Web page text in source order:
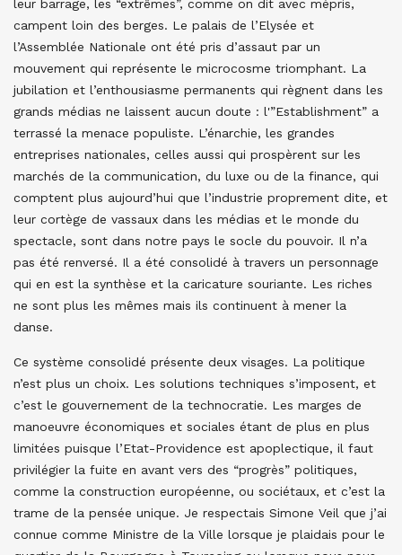
leur barrage, les “extrêmes”, comme on dit avec mépris,
campent loin des berges. Le palais de l’Elysée et
l’Assemblée Nationale ont été pris d’assaut par un
mouvement qui représente le microcosme triomphant. La
jubilation et l’enthousiasme permanents qui règnent dans les
grands médias ne laissent aucun doute : l'”Establishment” a
terrassé la menace populiste. L’énarchie, les grandes
entreprises nationales, celles aussi qui prospèrent sur les
marchés de la communication, du luxe ou de la finance, qui
comptent plus aujourd’hui que l’industrie proprement dite, et
leur cortège de vassaux dans les médias et le monde du
spectacle, sont dans notre pays le socle du pouvoir. Il n’a
pas été renversé. Il a été consolidé à travers un personnage
qui en est la synthèse et la caricature souriante. Les riches
ne sont plus les mêmes mais ils continuent à mener la
danse.
Ce système consolidé présente deux visages. La politique
n’est plus un choix. Les solutions techniques s’imposent, et
c’est le gouvernement de la technocratie. Les marges de
manoeuvre économiques et sociales étant de plus en plus
limitées puisque l’Etat-Providence est apoplectique, il faut
privilégier la fuite en avant vers des “progrès” politiques,
comme la construction européenne, ou sociétaux, et c’est la
trame de la pensée unique. Je respectais Simone Veil que j’ai
connue comme Ministre de la Ville lorsque je plaidais pour le